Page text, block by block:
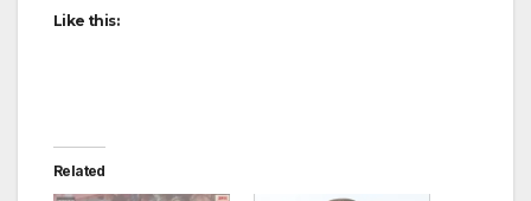
Like this:
Related